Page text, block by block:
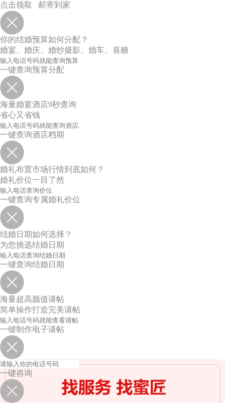
点击领取 邮寄到家
你的结婚预算如何分配？
婚宴、婚庆、婚纱摄影、婚车、喜糖
一键查询预算分配
海量婚宴酒店9秒查询
省心又省钱
一键查询酒店档期
婚礼布置市场行情到底如何？
婚礼价位一目了然
一键查询专属婚礼价位
结婚日期如何选择？
为您挑选结婚日期
一键查询结婚日期
海量超高颜值请帖
简单操作打造完美请帖
一键制作电子请帖
一键咨询